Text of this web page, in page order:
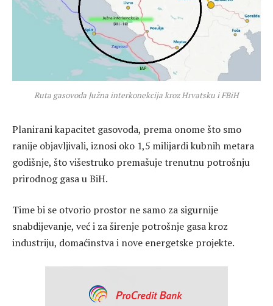
Ruta gasovoda Južna interkonekcija kroz Hrvatsku i FBiH
Planirani kapacitet gasovoda, prema onome što smo
ranije objavljivali, iznosi oko 1,5 milijardi kubnih metara
godišnje, što višestruko premašuje trenutnu potrošnju
prirodnog gasa u BiH.
Time bi se otvorio prostor ne samo za sigurnije
snabdijevanje, već i za širenje potrošnje gasa kroz
industriju, domaćinstva i nove energetske projekte.